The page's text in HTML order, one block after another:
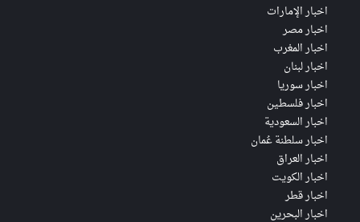
اخبار الإمارات
اخبار مصر
اخبار المغرب
اخبار لبنان
اخبار سوريا
اخبار فلسطين
اخبار السعودية
اخبار سلطنة عُمان
اخبار العراق
اخبار الكويت
اخبار قطر
اخبار البحرين